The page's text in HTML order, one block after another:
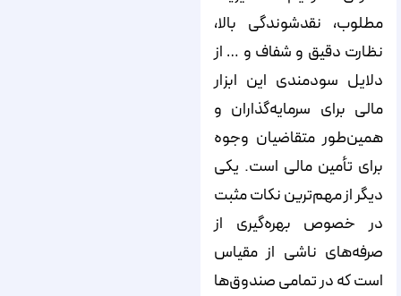
مطلوب، نقدشوندگی بالا،
نظارت دقیق و شفاف و … از
دلایل سودمندی این ابزار
مالی برای سرمایه‌‌‌‌‌‌‌‌‌‌‌‌‌‌‌‌‌‌‌‌‌‌‌‌‌‌‌‌‌‌‌‌‌‌‌‌‌‌‌‌‌‌‌‌‌‌‌‌‌‌‌‌‌‌‌‌‌‌‌‌‌‌‌‌‌‌‌‌‌‌‌‌‌‌‌‌‌گذاران و
همین‌‌‌‌‌‌‌‌‌‌‌‌‌‌‌‌‌‌‌‌‌‌‌‌‌‌‌‌‌‌‌‌‌‌‌‌‌‌‌‌‌‌‌‌‌‌‌‌‌‌‌‌‌‌‌‌‌‌‌‌‌‌‌‌‌‌‌‌‌‌‌‌‌‌‌‌‌طور متقاضیان وجوه
برای تأمین مالی است. یکی
دیگر از مهم‌‌‌‌‌‌‌‌‌‌‌‌‌‌‌‌‌‌‌‌‌‌‌‌‌‌‌‌‌‌‌‌‌‌‌‌‌‌‌‌‌‌‌‌‌‌‌‌‌‌‌‌‌‌‌‌‌‌‌‌‌‌‌‌‌‌‌‌‌‌‌‌‌‌‌‌‌ترین نکات مثبت
در خصوص بهره‌‌‌‌‌‌‌‌‌‌‌‌‌‌‌‌‌‌‌‌‌‌‌‌‌‌‌‌‌‌‌‌‌‌‌‌‌‌‌‌‌‌‌‌‌‌‌‌‌‌‌‌‌‌‌‌‌‌‌‌‌‌‌‌‌‌‌‌‌‌‌‌‌‌‌‌‌گیری از
صرفه‌‌‌‌‌‌‌‌‌‌‌‌‌‌‌‌‌‌‌‌‌‌‌‌‌‌‌‌‌‌‌‌‌‌‌‌‌‌‌‌‌‌‌‌‌‌‌‌‌‌‌‌‌‌‌‌‌‌‌‌‌‌‌‌‌‌‌‌‌‌‌‌‌‌‌‌‌های ناشی از مقیاس
است که در تمامی صندوق‌‌‌‌‌‌‌‌‌‌‌‌‌‌‌‌‌‌‌‌‌‌‌‌‌‌‌‌‌‌‌‌‌‌‌‌‌‌‌‌‌‌‌‌‌‌‌‌‌‌‌‌‌‌‌‌‌‌‌‌‌‌‌‌‌‌‌‌‌‌‌‌‌‌‌‌‌ها